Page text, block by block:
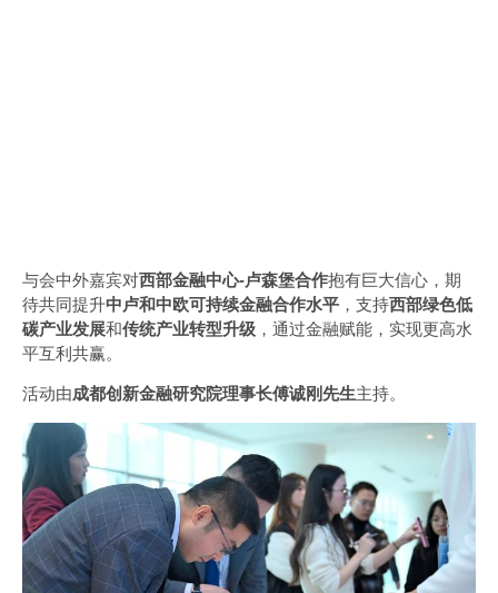
与会中外嘉宾对西部金融中心-卢森堡合作抱有巨大信心，期
待共同提升中卢和中欧可持续金融合作水平 ，支持西部绿色低
碳产业发展和传统产业转型升级 ，通过金融赋能，实现更高水
平互利共赢。
活动由成都创新金融研究院理事长傅诚刚先生主持。